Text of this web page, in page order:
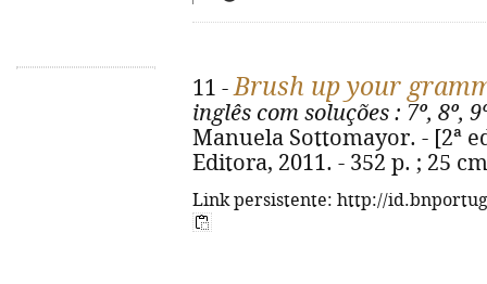
11 -Brush up your
inglês com soluções : 7º, 8º,
Manuela Sottomayor. - [2ª
Editora, 2011. - 352 p. ; 25
Link persistente: http://